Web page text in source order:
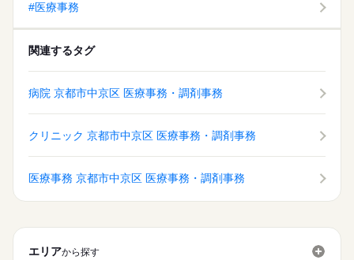
#医療事務
関連するタグ
病院 京都市中京区 医療事務・調剤事務
クリニック 京都市中京区 医療事務・調剤事務
医療事務 京都市中京区 医療事務・調剤事務
エリアから探す